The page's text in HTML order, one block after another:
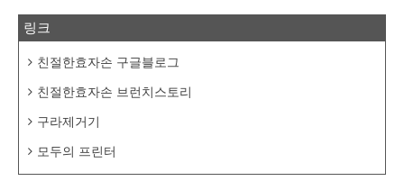
링크
친절한효자손 구글블로그
친절한효자손 브런치스토리
구라제거기
모두의 프린터